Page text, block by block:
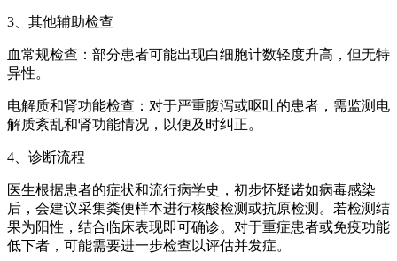
3、其他辅助检查
血常规检查：部分患者可能出现白细胞计数轻度升高，但无特
异性。
电解质和肾功能检查：对于严重腹泻或呕吐的患者，需监测电
解质紊乱和肾功能情况，以便及时纠正。
4、诊断流程
医生根据患者的症状和流行病学史，初步怀疑诺如病毒感染
后，会建议采集粪便样本进行核酸检测或抗原检测。若检测结
果为阳性，结合临床表现即可确诊。对于重症患者或免疫功能
低下者，可能需要进一步检查以评估并发症。